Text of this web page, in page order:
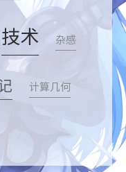
技术 杂感
计算几何